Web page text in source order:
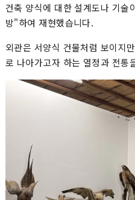
건축 양식에 대한 설계도나 기술
방"하여 재현했습니다.
외관은 서양식 건물처럼 보이지
로 나아가고자 하는 열정과 전통